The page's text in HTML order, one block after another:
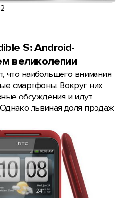
S: Android-
великолепии
что наибольшего внимания
смартфоны. Вокруг них
обсуждения и идут
львиная доля продаж